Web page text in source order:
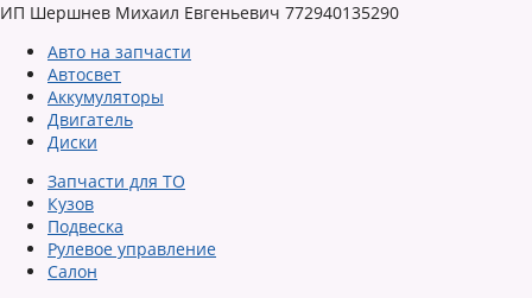
ИП Шершнев Михаил Евгеньевич 772940135290
Авто на запчасти
Автосвет
Аккумуляторы
Двигатель
Диски
Запчасти для ТО
Кузов
Подвеска
Рулевое управление
Салон